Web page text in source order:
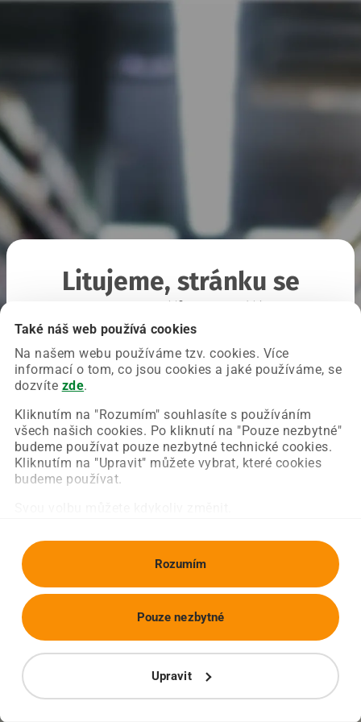
Také náš web používá cookies
Na našem webu používáme tzv. cookies. Více
informací o tom, co jsou cookies a jaké používáme, se
dozvíte zde.
Kliknutím na "Rozumím" souhlasíte s používáním
všech našich cookies. Po kliknutí na "Pouze nezbytné"
budeme používat pouze nezbytné technické cookies.
Kliknutím na "Upravit" můžete vybrat, které cookies
budeme používat.
Rozumím
Upravit
Pouze nezbytné
Litujeme, stránku se
Chyba nastala na naší straně a už ji opravujeme.
Zkuste prosím znovu načíst požadovanou stránku.
Obnovit stránku Úvodní strana